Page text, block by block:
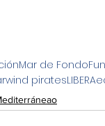
Mar de Fondo
wind piratesLIBERA